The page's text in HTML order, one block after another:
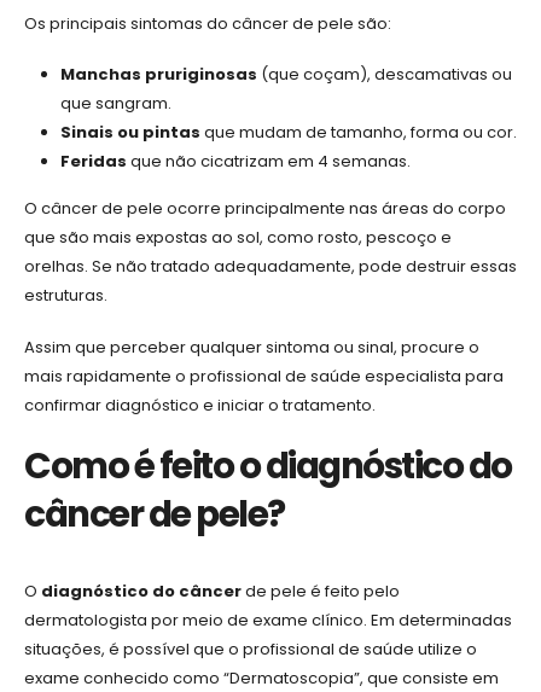
Os principais sintomas do câncer de pele são:
Manchas pruriginosas (que coçam), descamativas ou
que sangram.
Sinais ou pintas que mudam de tamanho, forma ou cor.
Feridas que não cicatrizam em 4 semanas.
O câncer de pele ocorre principalmente nas áreas do corpo
que são mais expostas ao sol, como rosto, pescoço e
orelhas. Se não tratado adequadamente, pode destruir essas
estruturas.
Assim que perceber qualquer sintoma ou sinal, procure o
mais rapidamente o profissional de saúde especialista para
confirmar diagnóstico e iniciar o tratamento.
Como é feito o diagnóstico do
câncer de pele?
O diagnóstico do câncerde pele é feito pelo
dermatologista por meio de exame clínico. Em determinadas
situações, é possível que o profissional de saúde utilize o
exame conhecido como “Dermatoscopia”, que consiste em